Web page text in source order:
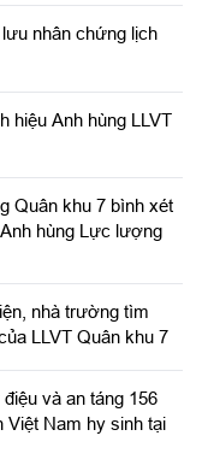
nhân chứng lịch
hiệu Anh hùng LLVT
Quân khu 7 bình xét
hùng Lực lượng
nhà trường tìm
LLVT Quân khu 7
và an táng 156
Việt Nam hy sinh tại